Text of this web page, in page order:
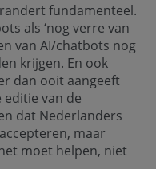
fundamenteel.
als ‘nog verre van
van AI/chatbots nog
krijgen. En ook
dan ooit aangeeft
editie van de
dat Nederlanders
maar
moet helpen, niet